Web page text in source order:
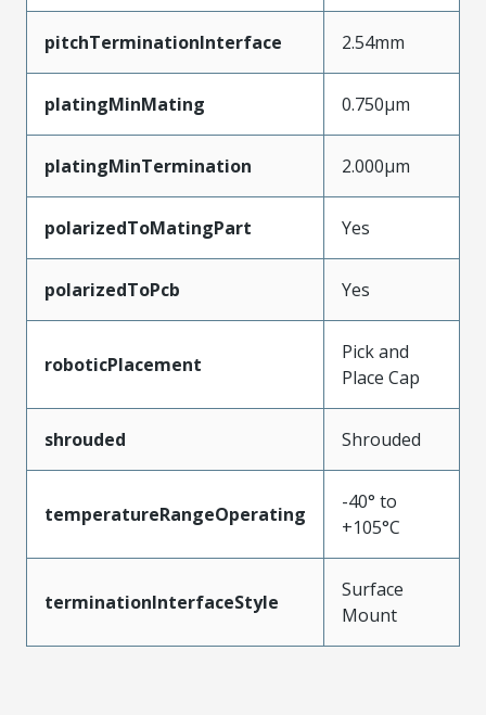
pitchTerminationInterface 2.54mm
platingMinMating 0.750µm
platingMinTermination 2.000µm
polarizedToMatingPart Yes
polarizedToPcb Yes
roboticPlacement
Pick and
Place Cap
shrouded Shrouded
temperatureRangeOperating
-40° to
+105°C
terminationInterfaceStyle
Surface
Mount